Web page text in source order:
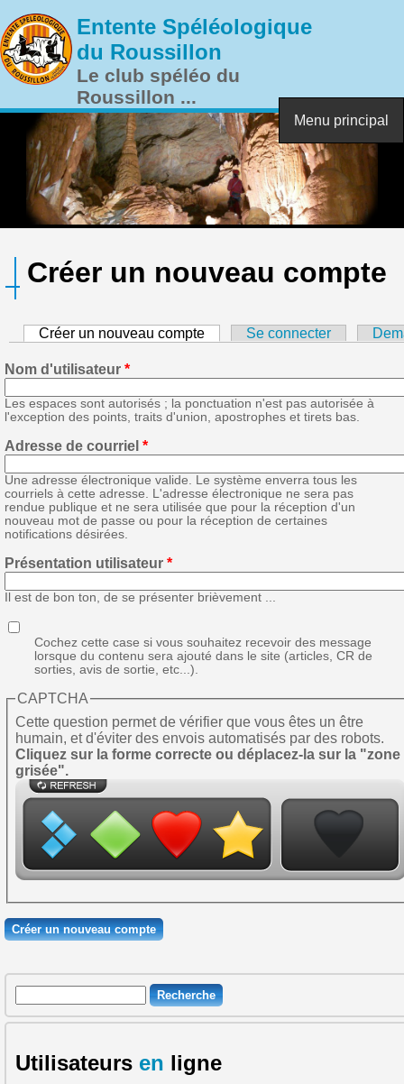
Entente Spéléologique
du Roussillon
Le club spéléo du
Roussillon ...
Menu principal
Créer un nouveau compte
Créer un nouveau compte (onglet actif)Se connecter
Nom d'utilisateur *
Les espaces sont autorisés ; la ponctuation n'est pas autorisée à
l'exception des points, traits d'union, apostrophes et tirets bas.
Adresse de courriel *
Une adresse électronique valide. Le système enverra tous les
courriels à cette adresse. L'adresse électronique ne sera pas
rendue publique et ne sera utilisée que pour la réception d'un
nouveau mot de passe ou pour la réception de certaines
notifications désirées.
Présentation utilisateur *
Il est de bon ton, de se présenter brièvement ...
Cochez cette case si vous souhaitez recevoir des message
lorsque du contenu sera ajouté dans le site (articles, CR de
sorties, avis de sortie, etc...).
CAPTCHA
Cette question permet de vérifier que vous êtes un être
humain, et d'éviter des envois automatisés par des robots.
Cliquez sur la forme correcte ou déplacez-la sur la "zone
grisée".
Formulaire de recherche
Recherche
Utilisateurs en ligne